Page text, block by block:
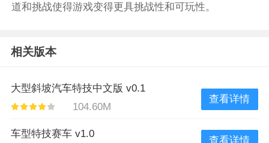
道和挑战使得游戏变得更具挑战性和可玩性。
相关版本
大型斜坡汽车特技中文版 v0.1
104.60M
查看详情
车型特技赛车 v1.0
查看详情